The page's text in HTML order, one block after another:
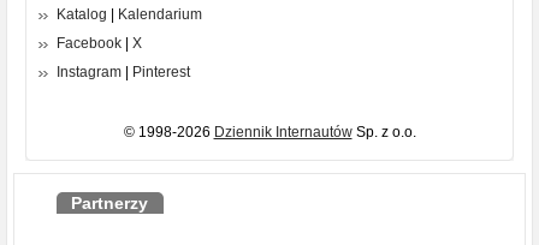
Katalog
Kalendarium
Facebook
X
Instagram
Pinterest
© 1998-2026 Dziennik InternautówSp. z o.o.
Partnerzy